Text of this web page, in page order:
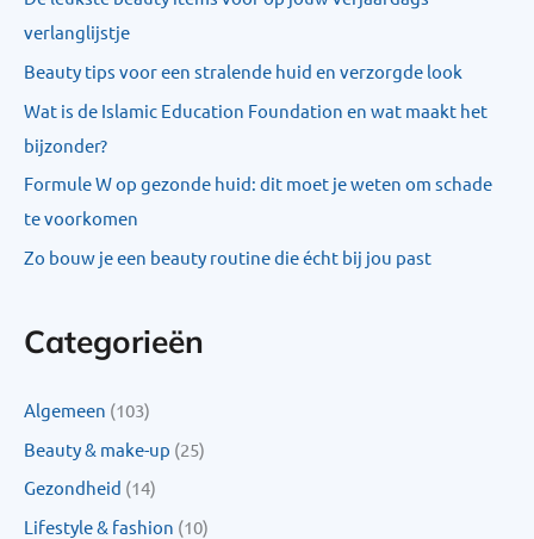
verlanglijstje
Beauty tips voor een stralende huid en verzorgde look
Wat is de Islamic Education Foundation en wat maakt het
bijzonder?
Formule W op gezonde huid: dit moet je weten om schade
te voorkomen
Zo bouw je een beauty routine die écht bij jou past
Categorieën
Algemeen (103)
Beauty & make-up (25)
Gezondheid (14)
Lifestyle & fashion (10)